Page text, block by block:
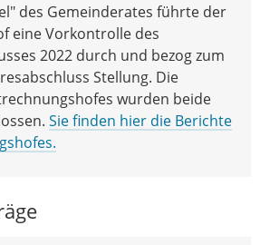
des Gemeinderates führte der
eine Vorkontrolle des
2022 durch und bezog zum
Stellung. Die
wurden beide
Sie finden hier die Berichte